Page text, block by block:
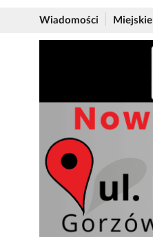
Wiadomości Miejskie